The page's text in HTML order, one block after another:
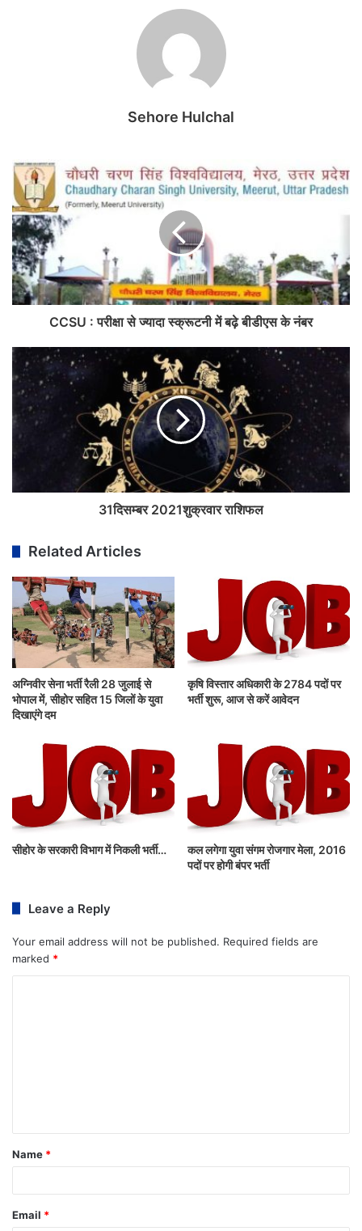
Sehore Hulchal
CCSU : परीक्षा से ज्यादा स्क्रूटनी में बढ़े बीडीएस के नंबर
31दिसम्बर 2021शुक्रवार राशिफल
Related Articles
अग्निवीर सेना भर्ती रैली 28 जुलाई से
भोपाल में, सीहोर सहित 15 जिलों के युवा
दिखाएंगे दम
कृषि विस्तार अधिकारी के 2784 पदों पर
भर्ती शुरू, आज से करें आवेदन
सीहोर के सरकारी विभाग में निकली भर्ती…
कल लगेगा युवा संगम रोजगार मेला, 2016
पदों पर होगी बंपर भर्ती
Leave a Reply
Your email address will not be published. Required fields are
marked *
Name *
Email *